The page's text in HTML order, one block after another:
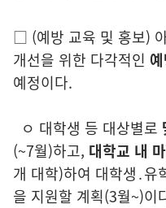
□ (예방 교육 및 홍보)
개선을 위한 다각적인
예정이다.
ㅇ 대학생 등 대상별로
(~7월)하고, 대학교 내
개 대학)하여 대학생․유
을 지원할 계획(3월~)이